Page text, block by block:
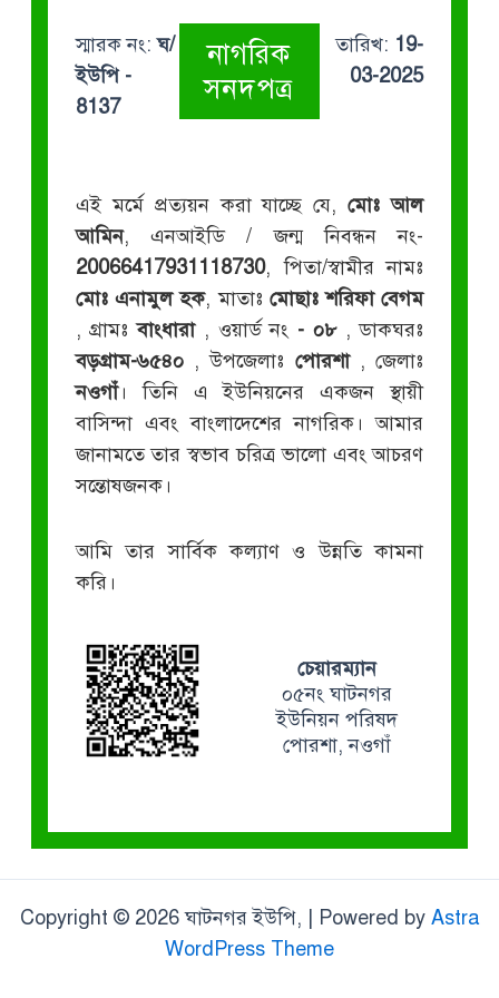
স্মারক নং:ঘ/
ইউপি -
8137
নাগরিক
সনদপত্র
তারিখ: 19-
03-2025
এই মর্মে প্রত্যয়ন করা যাচ্ছে যে,মোঃ আল
আমিন, এনআইডি / জন্ম নিবন্ধন নং-
20066417931118730, পিতা/স্বামীর নামঃ
মোঃ এনামুল হক, মাতাঃ মোছাঃ শরিফা বেগম
, গ্রামঃবাংধারা , ওয়ার্ড নং - ০৮ , ডাকঘরঃ
বড়গ্রাম-৬৫৪০ , উপজেলাঃ পোরশা , জেলাঃ
নওগাঁ। তিনি এ ইউনিয়নের একজন স্থায়ী
বাসিন্দা এবং বাংলাদেশের নাগরিক। আমার
জানামতে তার স্বভাব চরিত্র ভালো এবং আচরণ
সন্তোষজনক।
আমি তার সার্বিক কল্যাণ ও উন্নতি কামনা
করি।
চেয়ারম্যান
০৫নং ঘাটনগর
ইউনিয়ন পরিষদ
পোরশা, নওগাঁ
Copyright © 2026 ঘাটনগর ইউপি, | Powered by Astra
WordPress Theme